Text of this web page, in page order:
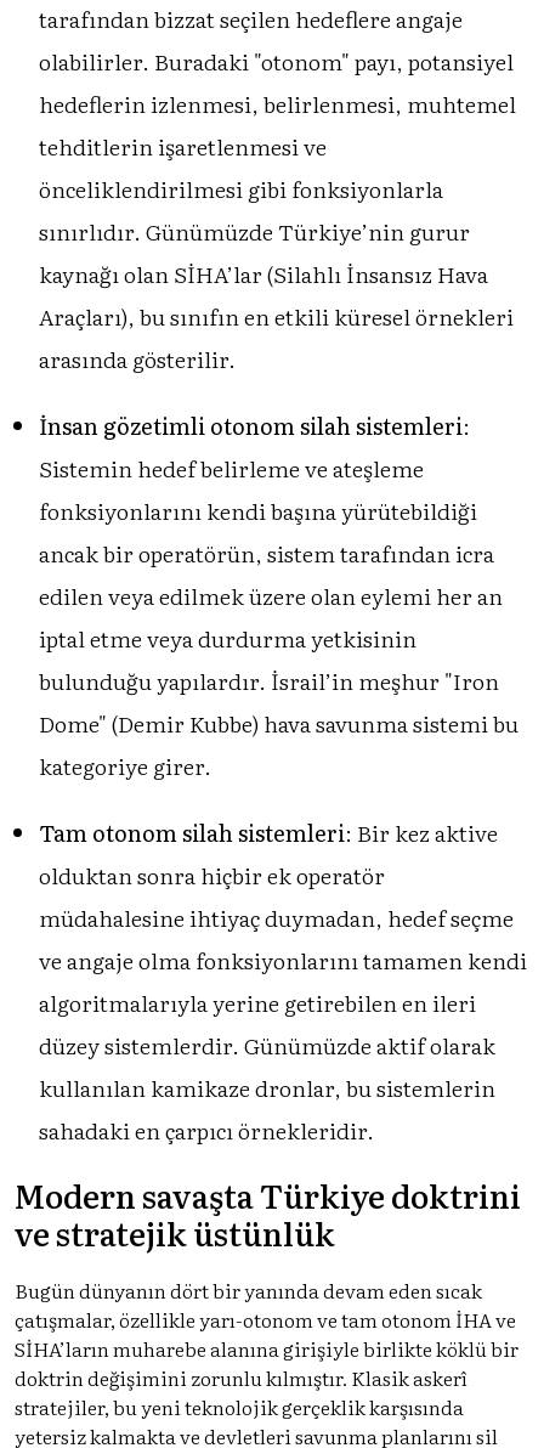
tarafından bizzat seçilen hedeflere angaje
olabilirler. Buradaki "otonom" payı, potansiyel
hedeflerin izlenmesi, belirlenmesi, muhtemel
tehditlerin işaretlenmesi ve
önceliklendirilmesi gibi fonksiyonlarla
sınırlıdır. Günümüzde Türkiye’nin gurur
kaynağı olan SİHA’lar (Silahlı İnsansız Hava
Araçları), bu sınıfın en etkili küresel örnekleri
arasında gösterilir.
İnsan gözetimli otonom silah sistemleri:
Sistemin hedef belirleme ve ateşleme
fonksiyonlarını kendi başına yürütebildiği
ancak bir operatörün, sistem tarafından icra
edilen veya edilmek üzere olan eylemi her an
iptal etme veya durdurma yetkisinin
bulunduğu yapılardır. İsrail’in meşhur "Iron
Dome" (Demir Kubbe) hava savunma sistemi bu
kategoriye girer.
Tam otonom silah sistemleri: Bir kez aktive
olduktan sonra hiçbir ek operatör
müdahalesine ihtiyaç duymadan, hedef seçme
ve angaje olma fonksiyonlarını tamamen kendi
algoritmalarıyla yerine getirebilen en ileri
düzey sistemlerdir. Günümüzde aktif olarak
kullanılan kamikaze dronlar, bu sistemlerin
sahadaki en çarpıcı örnekleridir.
Modern savaşta Türkiye doktrini
ve stratejik üstünlük
Bugün dünyanın dört bir yanında devam eden sıcak
çatışmalar, özellikle yarı-otonom ve tam otonom İHA ve
SİHA’ların muharebe alanına girişiyle birlikte köklü bir
doktrin değişimini zorunlu kılmıştır. Klasik askerî
stratejiler, bu yeni teknolojik gerçeklik karşısında
yetersiz kalmakta ve devletleri savunma planlarını sil